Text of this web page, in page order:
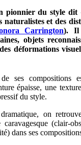
pionnier du style dit
naturalistes et des
Carrington). Il
objets
déformations
ses compositions
épaisse, une
du style.
on
(clair-
dans ses